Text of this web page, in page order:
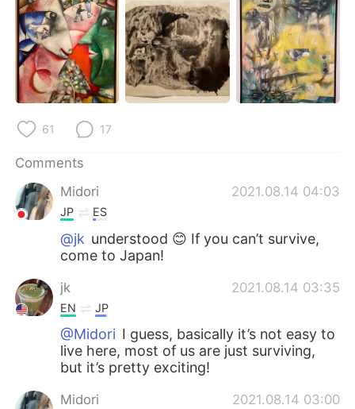
61 17
Comments
Midori
2021.08.14 04:03
JP ES
@jk understood 😊 If you can’t survive,
come to Japan!
jk 2021.08.14 03:35
EN JP
@Midori I guess, basically it’s not easy to
live here, most of us are just surviving,
but it’s pretty exciting!
Midori 2021.08.14 03:00